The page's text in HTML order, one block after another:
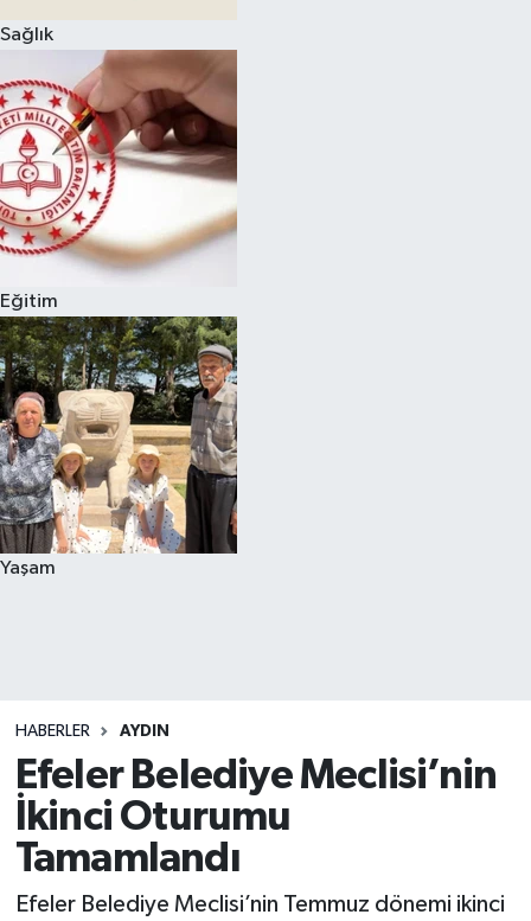
Sağlık
Eğitim
Yaşam
HABERLER AYDIN
Efeler Belediye Meclisi’nin
İkinci Oturumu
Tamamlandı
Efeler Belediye Meclisi’nin Temmuz dönemi ikinci